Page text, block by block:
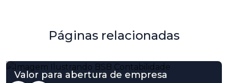
Páginas relacionadas
Valor para abertura de empresa